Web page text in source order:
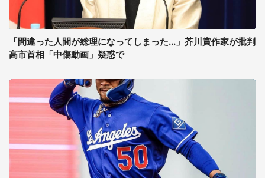
「間違った人間が総理になってしまった...」芥川賞作家が批判
高市首相「中傷動画」疑惑で